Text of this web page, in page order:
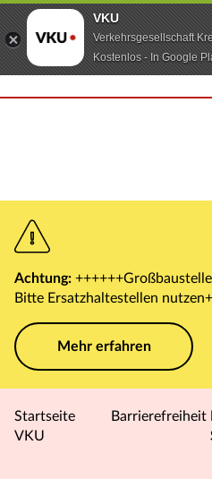
Achtung:
Bitte Ersatzhaltestellen
Mehr erfahren
Startseite
VKU
Barrierefreiheit
VKU
Verkehrsgesellschaft
Kostenlos - In Google